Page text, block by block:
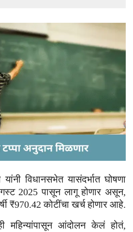
विधानसभेत यासंदर्भात घोषणा
2025 पासून लागू होणार असून,
₹970.42 कोटींचा खर्च होणार आहे.
महिन्यांपासून आंदोलन केलं होतं,